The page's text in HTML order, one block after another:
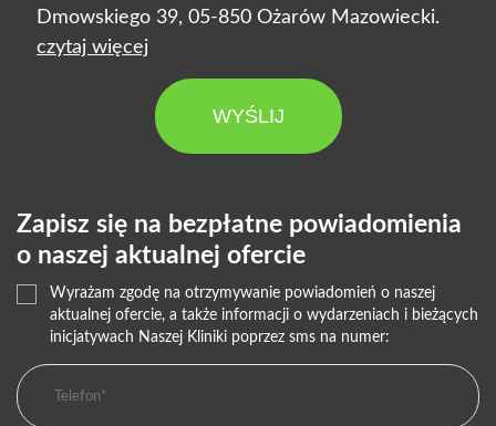
Dmowskiego 39, 05-850 Ożarów Mazowiecki.
czytaj więcej
WYŚLIJ
Zapisz się na bezpłatne powiadomienia
o naszej aktualnej ofercie
Wyrażam zgodę na otrzymywanie powiadomień o naszej
aktualnej ofercie, a także informacji o wydarzeniach i bieżących
inicjatywach Naszej Kliniki poprzez sms na numer: